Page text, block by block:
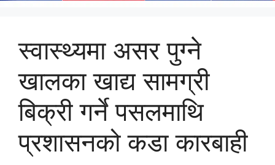
स्वास्थ्यमा असर पुग्ने
खालका खाद्य सामग्री
बिक्री गर्ने पसलमाथि
प्रशासनको कडा कारबाही